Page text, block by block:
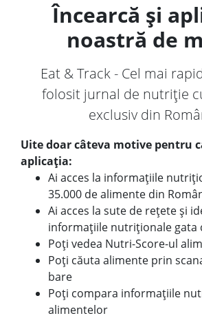
Încearcă și
noastră de
Eat & Track - Cel mai
folosit jurnal de nutriție
exclusiv din
Uite doar câteva motive pentru
aplicația:
Ai acces la informațiile
35.000 de alimente din
Ai acces la sute de rețete și
informațiile nutriționale gata
Poți vedea Nutri-Score-ul
Poți căuta alimente prin
bare
Poți compara informațiile
alimentelor